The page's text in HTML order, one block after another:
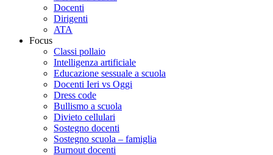
Docenti
Dirigenti
ATA
Focus
Classi pollaio
Intelligenza artificiale
Educazione sessuale a scuola
Docenti Ieri vs Oggi
Dress code
Bullismo a scuola
Divieto cellulari
Sostegno docenti
Sostegno scuola – famiglia
Burnout docenti